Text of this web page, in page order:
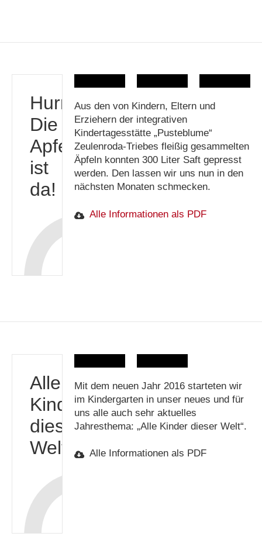
Hurra!
Die
Apfelpresse
ist
da!
Aus den von Kindern, Eltern und
Erziehern der integrativen
Kindertagesstätte „Pusteblume“
Zeulenroda-Triebes fleißig gesammelten
Äpfeln konnten 300 Liter Saft gepresst
werden. Den lassen wir uns nun in den
nächsten Monaten schmecken.
Alle Informationen als PDF
Alle
Kinder
dieser
Welt
Mit dem neuen Jahr 2016 starteten wir
im Kindergarten in unser neues und für
uns alle auch sehr aktuelles
Jahresthema: „Alle Kinder dieser Welt“.
Alle Informationen als PDF